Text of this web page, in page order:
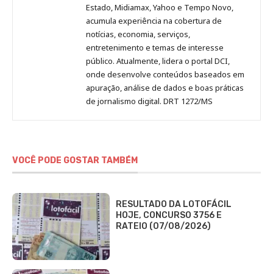
Estado, Midiamax, Yahoo e Tempo Novo,
acumula experiência na cobertura de
notícias, economia, serviços,
entretenimento e temas de interesse
público. Atualmente, lidera o portal DCI,
onde desenvolve conteúdos baseados em
apuração, análise de dados e boas práticas
de jornalismo digital. DRT 1272/MS
VOCÊ PODE GOSTAR TAMBÉM
RESULTADO DA LOTOFÁCIL
HOJE, CONCURSO 3756 E
RATEIO (07/08/2026)